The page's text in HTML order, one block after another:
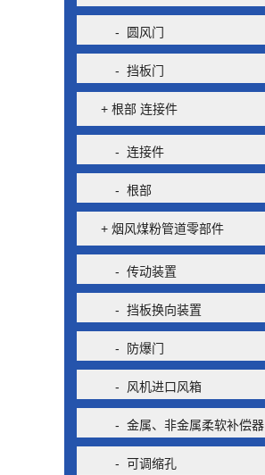
- 圆风门
- 挡板门
+ 根部 连接件
- 连接件
- 根部
+ 烟风煤粉管道零部件
- 传动装置
- 挡板换向装置
- 防爆门
- 风机进口风箱
- 金属、非金属柔软补偿器
- 可调缩孔